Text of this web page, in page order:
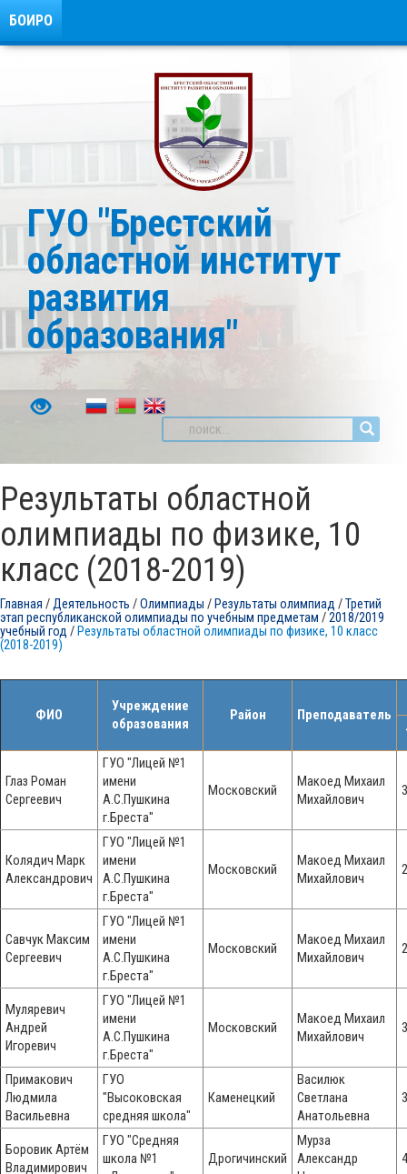
ГУО "Брестский
областной институт
развития
образования"
БОИРО
Результаты областной
олимпиады по физике, 10
класс (2018-2019)
Главная /Деятельность /Олимпиады / Результаты олимпиад /Третий
этап республиканской олимпиады по учебным предметам /2018/2019
учебный год / Результаты областной олимпиады по физике, 10 класс
(2018-2019)
ФИО
Учреждение
образования
Район
Преподаватель
Глаз Роман
Сергеевич
ГУО "Лицей №1
имени
А.С.Пушкина
г.Бреста"
Московский
Макоед Михаил
Михайлович
Колядич Марк
Александрович
ГУО "Лицей №1
имени
А.С.Пушкина
г.Бреста"
Московский
Макоед Михаил
Михайлович
Савчук Максим
Сергеевич
ГУО "Лицей №1
имени
А.С.Пушкина
г.Бреста"
Московский
Макоед Михаил
Михайлович
Муляревич
Андрей
Игоревич
ГУО "Лицей №1
имени
А.С.Пушкина
г.Бреста"
Московский
Макоед Михаил
Михайлович
Примакович
Людмила
Васильевна
ГУО
"Высоковская
средняя школа"
Каменецкий
Василюк
Светлана
Анатольевна
Боровик Артём
Владимирович
ГУО "Средняя
школа №1
Дрогичинский
Мурза
Александр